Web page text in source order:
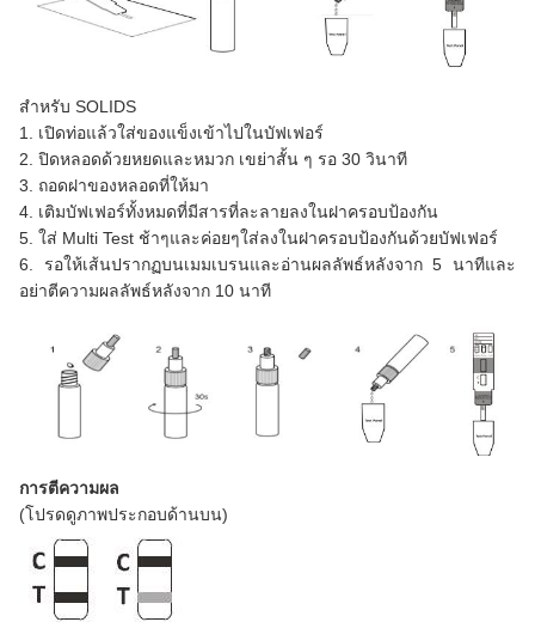
สำหรับ SOLIDS
1. เปิดท่อแล้วใส่ของแข็งเข้าไปในบัฟเฟอร์
2. ปิดหลอดด้วยหยดและหมวก เขย่าสั้น ๆ รอ 30 วินาที
3. ถอดฝาของหลอดที่ให้มา
4. เติมบัฟเฟอร์ทั้งหมดที่มีสารที่ละลายลงในฝาครอบป้องกัน
5. ใส่ Multi Test ช้าๆและค่อยๆใส่ลงในฝาครอบป้องกันด้วยบัฟเฟอร์
6. รอให้เส้นปรากฏบนเมมเบรนและอ่านผลลัพธ์หลังจาก 5 นาทีและ
อย่าตีความผลลัพธ์หลังจาก 10 นาที
การตีความผล
(โปรดดูภาพประกอบด้านบน)